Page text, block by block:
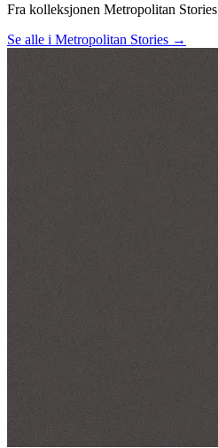
Fra kolleksjonen Metropolitan Stories
Se alle i Metropolitan Stories →